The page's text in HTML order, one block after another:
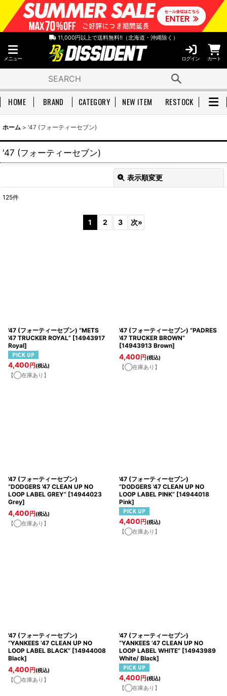
11,000円以上で送料無料!!（北海道・沖縄除く）
メニュー ログイン カート
HOME BRAND CATEGORY NEW ITEM RESTOCK
ホーム > '47 (フォーティーセブン)
'47 (フォーティーセブン)
表示順変更
125件
1 2 3 次»
'47 (フォーティーセブン) “METS
'47 TRUCKER ROYAL” [14943917
Royal]
4,400円(税込)
【◯在庫あり】
'47 (フォーティーセブン) “PADRES
'47 TRUCKER BROWN”
[14943913 Brown]
4,400円(税込)
【◯在庫あり】
'47 (フォーティーセブン)
“DODGERS '47 CLEAN UP NO
LOOP LABEL GREY” [14944023
Grey]
4,400円(税込)
【◯在庫あり】
'47 (フォーティーセブン)
“DODGERS '47 CLEAN UP NO
LOOP LABEL PINK” [14944018
Pink]
4,400円(税込)
【◯在庫あり】
'47 (フォーティーセブン)
“YANKEES ’47 CLEAN UP NO
LOOP LABEL BLACK” [14944008
Black]
4,400円(税込)
【◯在庫あり】
'47 (フォーティーセブン)
“YANKEES ’47 CLEAN UP NO
LOOP LABEL WHITE” [14943989
White/ Black]
4,400円(税込)
【◯在庫あり】